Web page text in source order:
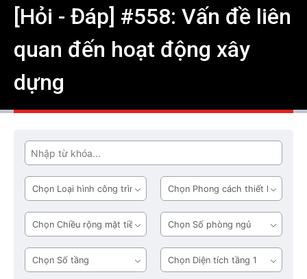
[Hỏi - Đáp] #558: Vấn đề liên
quan đến hoạt động xây
dựng
Tìm
Loại
hình
công
trình
Phong
cách
thiết
kế
Chiều
rộng
mặt
tiền
Số
phòng
ngủ
Số
tầng
Diện
tích